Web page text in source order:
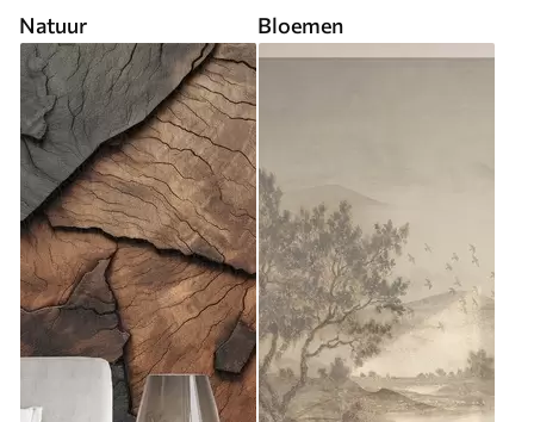
Natuur Bloemen